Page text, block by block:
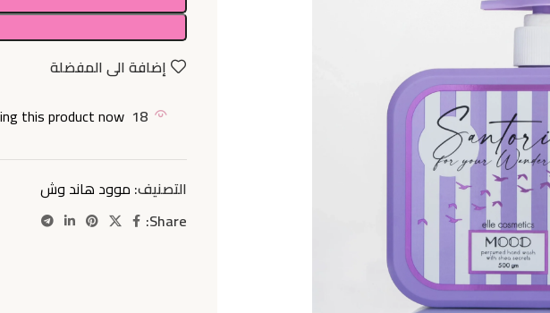
إضافة الى المفضلة
18
this product now!
التصنيف: موود هاند وش
Share: